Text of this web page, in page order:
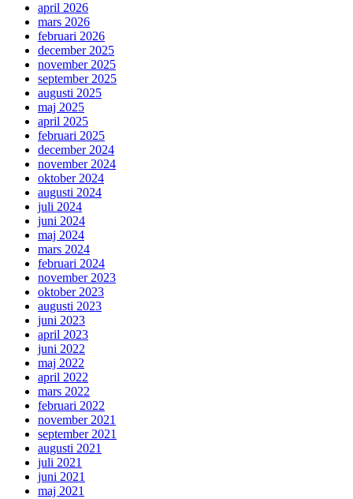
april 2026
mars 2026
februari 2026
december 2025
november 2025
september 2025
augusti 2025
maj 2025
april 2025
februari 2025
december 2024
november 2024
oktober 2024
augusti 2024
juli 2024
juni 2024
maj 2024
mars 2024
februari 2024
november 2023
oktober 2023
augusti 2023
juni 2023
april 2023
juni 2022
maj 2022
april 2022
mars 2022
februari 2022
november 2021
september 2021
augusti 2021
juli 2021
juni 2021
maj 2021